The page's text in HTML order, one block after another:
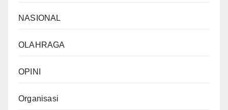
NASIONAL
OLAHRAGA
OPINI
Organisasi